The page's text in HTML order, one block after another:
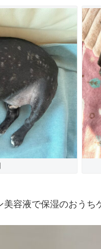
容液で保湿のおうち